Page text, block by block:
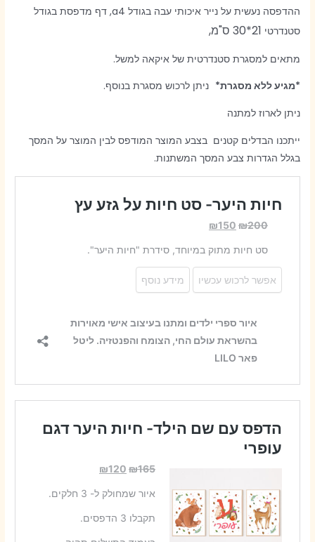
ההדפסה נעשית על נייר איכותי עבה בגודל a4, דף מדפסת בגודל
סטנדרטי 21*30 ס"מ,
מתאים למסגרת סטנדרטית של איקאה למשל.
*מגיע ללא מסגרת*ניתן לרכוש מסגרת בנוסף.
ניתן לארוז למתנה
ייתכנו הבדלים קטנים בצבע המוצר המודפס לבין המוצר על המסך
בגלל הגדרות צבע המסך המשתנות.